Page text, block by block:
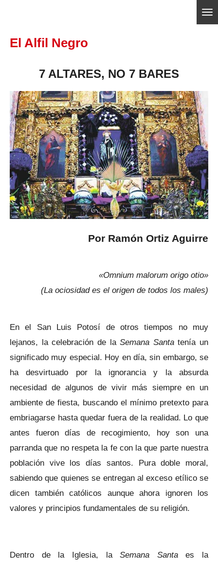
contenido
El Alfil Negro
7 ALTARES, NO 7 BARES
Por Ramón Ortiz Aguirre
«Omnium malorum origo otio»
(La ociosidad es el origen de todos los males)
En el San Luis Potosí de otros tiempos no muy
lejanos, la celebración de laSemana Santatenía un
significado muy especial. Hoy en día, sin embargo, se
ha desvirtuado por la ignorancia y la absurda
necesidad de algunos de vivir más siempre en un
ambiente de fiesta, buscando el mínimo pretexto para
embriagarse hasta quedar fuera de la realidad. Lo que
antes fueron días de recogimiento, hoy son una
parranda que no respeta la fe con la que parte nuestra
población vive los días santos. Pura doble moral,
sabiendo que quienes se entregan al exceso etílico se
dicen también católicos aunque ahora ignoren los
valores y principios fundamentales de su religión.
Dentro de la Iglesia, laSemana Santaes la